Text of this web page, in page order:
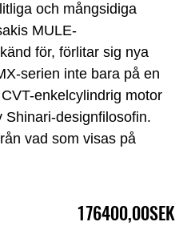
och mångsidiga
MULE-
för, förlitar sig nya
serien inte bara på en
enkelcylindrig motor
Shinari-designfilosofin.
vad som visas på
176400,00SEK